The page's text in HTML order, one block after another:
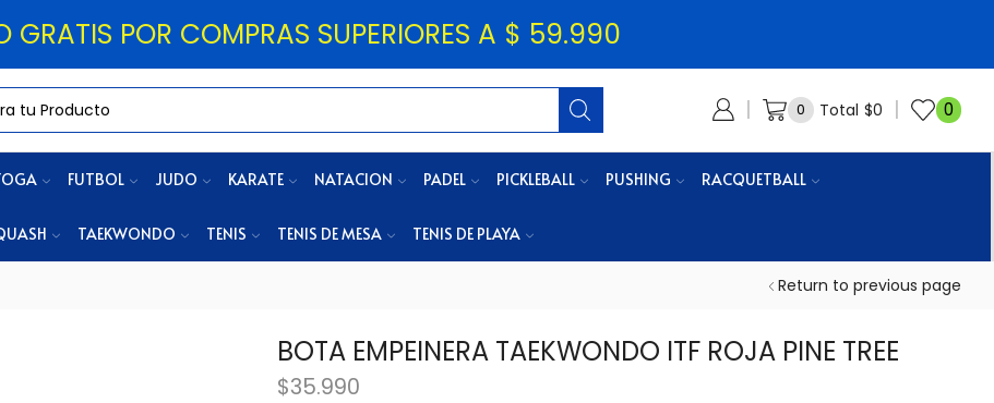
GRATIS POR COMPRAS SUPERIORES A $ 59.990
0 Total $0 0
FUTBOL JUDO KARATE NATACION PADEL PICKLEBALL PUSHING RACQUETBALL
TAEKWONDO TENIS TENIS DE MESA TENIS DE PLAYA
Return to previous page
BOTA EMPEINERA TAEKWONDO ITF ROJA PINE TREE
$35.990